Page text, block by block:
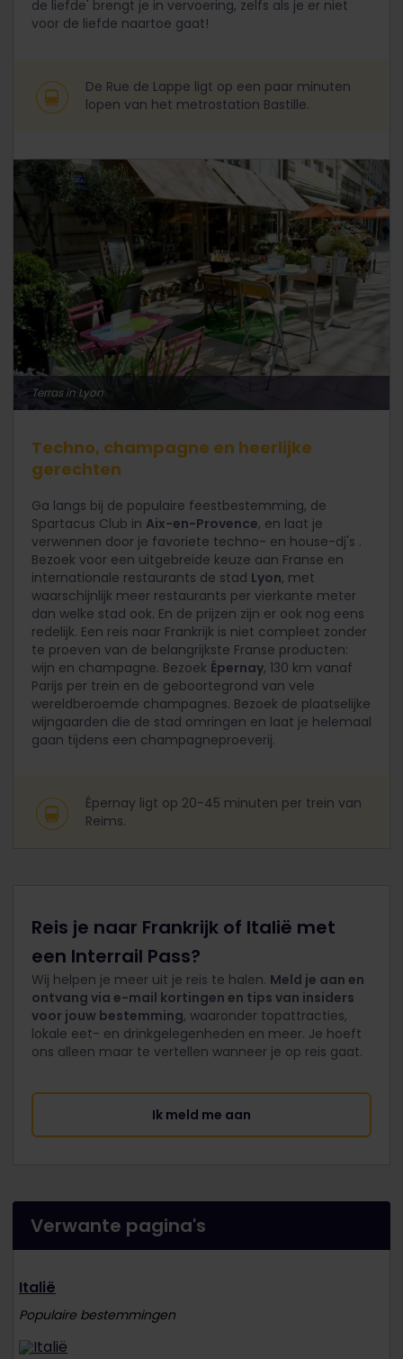
de liefde' brengt je in vervoering, zelfs als je er niet
voor de liefde naartoe gaat!
De Rue de Lappe ligt op een paar minuten
lopen van het metrostation Bastille.
Terras in Lyon
Techno, champagne en heerlijke
gerechten
Ga langs bij de populaire feestbestemming, de
Spartacus Club in Aix-en-Provence, en laat je
verwennen door je favoriete techno- en house-dj's .
Bezoek voor een uitgebreide keuze aan Franse en
internationale restaurants de stad Lyon, met
waarschijnlijk meer restaurants per vierkante meter
dan welke stad ook. En de prijzen zijn er ook nog eens
redelijk. Een reis naar Frankrijk is niet compleet zonder
te proeven van de belangrijkste Franse producten:
wijn en champagne. Bezoek Épernay, 130 km vanaf
Parijs per trein en de geboortegrond van vele
wereldberoemde champagnes. Bezoek de plaatselijke
wijngaarden die de stad omringen en laat je helemaal
gaan tijdens een champagneproeverij.
Épernay ligt op 20-45 minuten per trein van
Reims.
Reis je naar Frankrijk of Italië met
een Interrail Pass?
Wij helpen je meer uit je reis te halen. Meld je aan en
ontvang via e-mail kortingen en tips van insiders
voor jouw bestemming, waaronder topattracties,
lokale eet- en drinkgelegenheden en meer. Je hoeft
ons alleen maar te vertellen wanneer je op reis gaat.
Ik meld me aan
Verwante pagina's
Italië
Populaire bestemmingen